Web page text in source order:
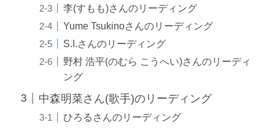
李(すもも)さんのリーディング
Yume Tsukinoさんのリーディング
S.I.さんのリーディング
野村 浩平(のむら こうへい)さんのリーディ
ング
中森明菜さん(歌手)のリーディング
ひろるさんのリーディング